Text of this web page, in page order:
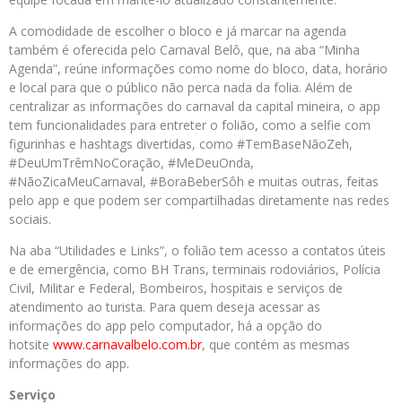
A comodidade de escolher o bloco e já marcar na agenda
também é oferecida pelo Carnaval Belô, que, na aba “Minha
Agenda”, reúne informações como nome do bloco, data, horário
e local para que o público não perca nada da folia. Além de
centralizar as informações do carnaval da capital mineira, o app
tem funcionalidades para entreter o folião, como a selfie com
figurinhas e hashtags divertidas, como #TemBaseNãoZeh,
#DeuUmTrêmNoCoração, #MeDeuOnda,
#NãoZicaMeuCarnaval, #BoraBeberSôh e muitas outras, feitas
pelo app e que podem ser compartilhadas diretamente nas redes
sociais.
Na aba “Utilidades e Links”, o folião tem acesso a contatos úteis
e de emergência, como BH Trans, terminais rodoviários, Polícia
Civil, Militar e Federal, Bombeiros, hospitais e serviços de
atendimento ao turista. Para quem deseja acessar as
informações do app pelo computador, há a opção do
hotsite www.carnavalbelo.com.br, que contém as mesmas
informações do app.
Serviço